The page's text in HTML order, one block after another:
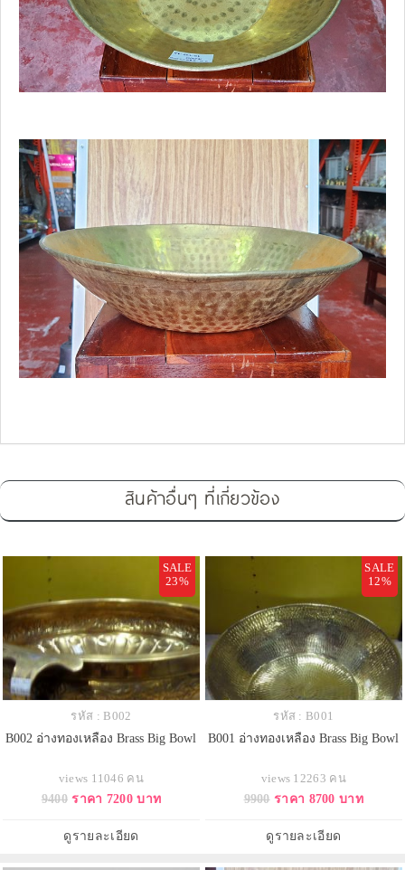
สินค้าอื่นๆ ที่เกี่ยวข้อง
SALE
23%
รหัส : B002
B002 อ่างทองเหลือง Brass Big Bowl
views 11046 คน
9400 ราคา 7200 บาท
ดูรายละเอียด
SALE
12%
รหัส : B001
B001 อ่างทองเหลือง Brass Big Bowl
views 12263 คน
9900 ราคา 8700 บาท
ดูรายละเอียด